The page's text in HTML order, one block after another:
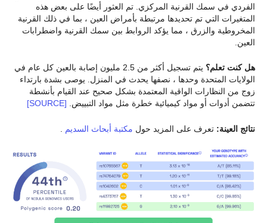
الفردي في سمك القرنية المركزي. تم العثور أيضًا على بعض هذه
المتغيرات التي تم تحديدها مرتبطة بأمراض العين ، بما في ذلك القرنية
المخروطية والزرق ، مما يؤكد الروابط بين سمك القرنية واضطرابات
العين.
هل كنت تعلم؟
يتم تسجيل أكثر من 2.5 مليون إصابة بالعين كل عام في
الولايات المتحدة وحدها ، نصفها يحدث في المنزل. يوصى بشدة بارتداء
زوج من النظارات الواقية المعتمدة بشكل صحيح عند القيام بأنشطة
تتضمن أدوات أو مواد كيميائية خطرة مثل مواد التبييض. [SOURCE]
نتائج العينة: تعرف على المزيد حول مكتبة أبحاث السديم